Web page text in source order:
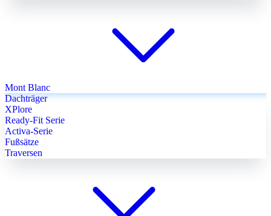
Mont Blanc
Dachträger
XPlore
Ready-Fit Serie
Activa-Serie
Fußsätze
Traversen